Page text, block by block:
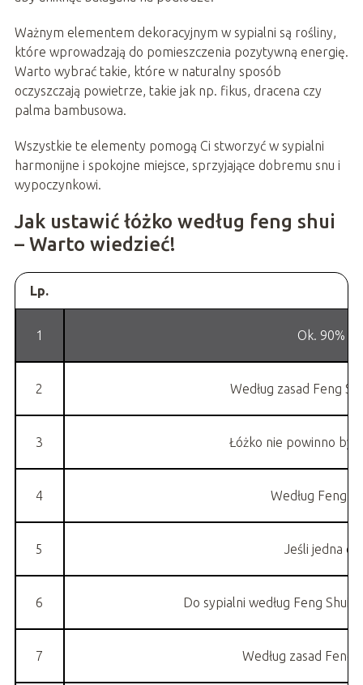
Ważnym elementem dekoracyjnym w sypialni są rośliny,
które wprowadzają do pomieszczenia pozytywną energię.
Warto wybrać takie, które w naturalny sposób
oczyszczają powietrze, takie jak np. fikus, dracena czy
palma bambusowa.
Wszystkie te elementy pomogą Ci stworzyć w sypialni
harmonijne i spokojne miejsce, sprzyjające dobremu snu i
wypoczynkowi.
Jak ustawić łóżko według feng shui
– Warto wiedzieć!
Lp.
1 Ok. 90%
2 Według zasad Feng
3 Łóżko nie powinno
4 Według Feng
5 Jeśli jedna
6 Do sypialni według Feng Shui
7 Według zasad